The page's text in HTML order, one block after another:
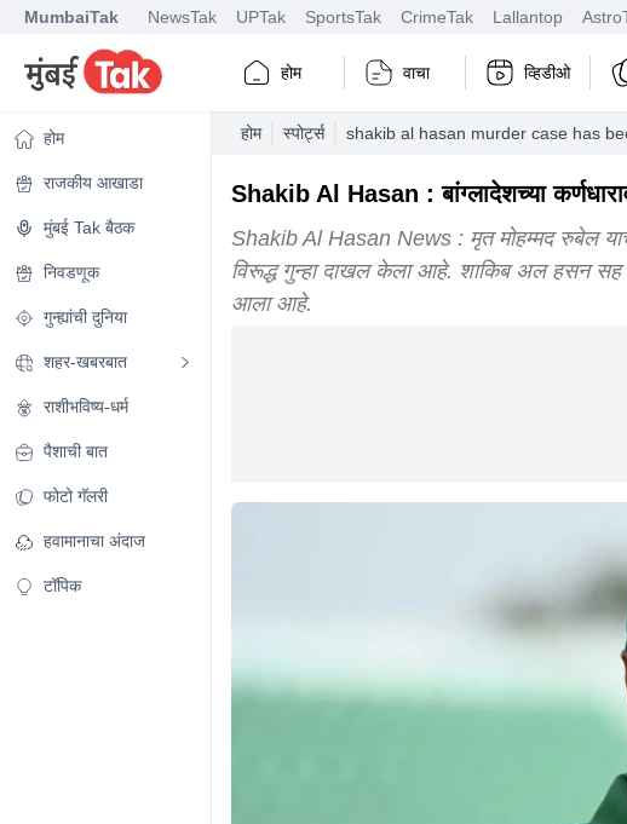
MumbaiTak NewsTak UPTak SportsTak CrimeTak Lallantop
होम वाचा व्हिडीओ
होम
राजकीय आखाडा
मुंबई Tak बैठक
निवडणूक
गुन्ह्यांची दुनिया
शहर-खबरबात
राशीभविष्य-धर्म
पैशाची बात
फोटो गॅलरी
हवामानाचा अंदाज
टॉपिक
होम स्पोर्ट्स shakib al hasan murder case has
Shakib Al Hasan : बांग्लादेशच्या
Shakib Al Hasan News : मृत मोहम्मद रुबेल
विरूद्ध गुन्हा दाखल केला आहे. शाकिब अल हसन सह
आला आहे.